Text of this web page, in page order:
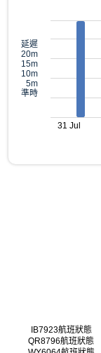
延遲
20m
15m
10m
5m
準時
31 Jul
IB7923航班狀態
QR8796航班狀態